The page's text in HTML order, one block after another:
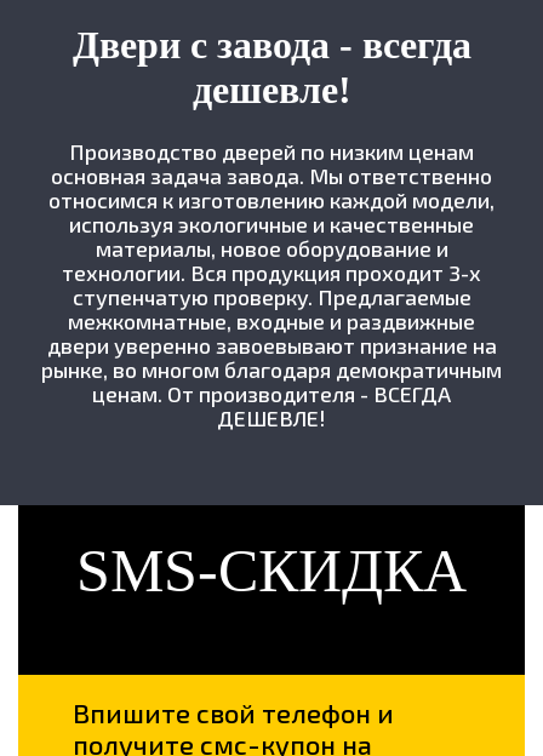
Двери с завода - всегда
дешевле!
Производство дверей по низким ценам
основная задача завода. Мы ответственно
относимся к изготовлению каждой модели,
используя экологичные и качественные
материалы, новое оборудование и
технологии. Вся продукция проходит 3-х
ступенчатую проверку. Предлагаемые
межкомнатные, входные и раздвижные
двери уверенно завоевывают признание на
рынке, во многом благодаря демократичным
ценам. От производителя - ВСЕГДА
ДЕШЕВЛЕ!
SMS-СКИДКА
Впишите свой телефон и
получите смс-купон на